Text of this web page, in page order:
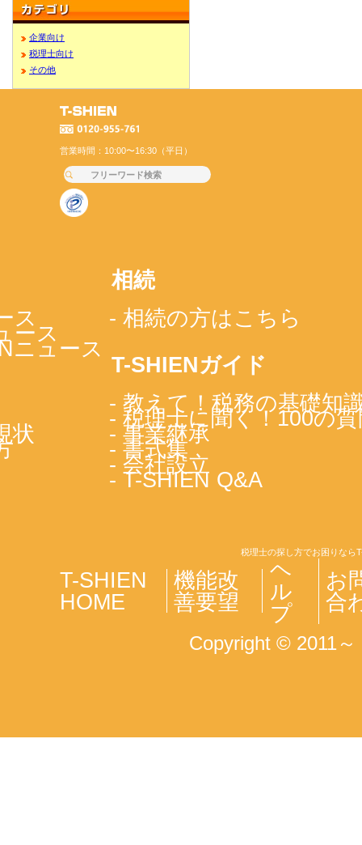
企業向け
税理士向け
その他
営業時間：10:00〜16:30（平日）
ス
ース
ニュース
状
相続
- 相続の方はこちら
T-SHIENガイド
- 教えて！税務の基礎知
- 税理士に聞く！100の
- 事業継承
- 書式集
- 会社設立
- T-SHIEN Q&A
税理士の探し方でお困りなら
T-SHIEN
HOME
機能改
善要望
ヘ
ル
プ
お
合
Copyright © 2011